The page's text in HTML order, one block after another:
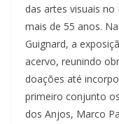
das artes visuais
mais de 55 anos.
Guignard, a
acervo, reunindo
doações até
primeiro conjunto
dos Anjos, Marco